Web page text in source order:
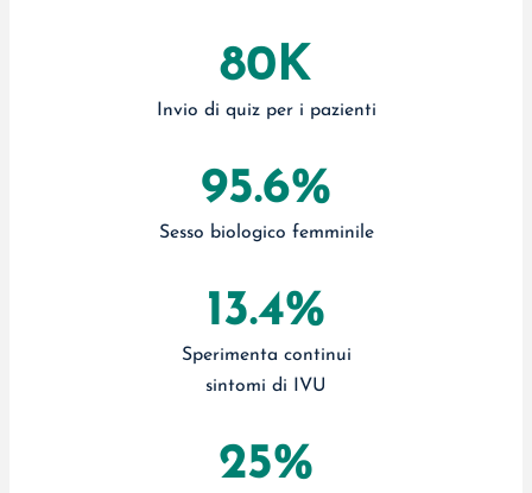
80K
Invio di quiz per i pazienti
95.6%
Sesso biologico femminile
13.4%
Sperimenta continui
sintomi di IVU
25%